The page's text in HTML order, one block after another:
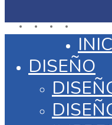
facebook
linkedingoogle-
plus
instagram
Close
Menu
DISEÑO